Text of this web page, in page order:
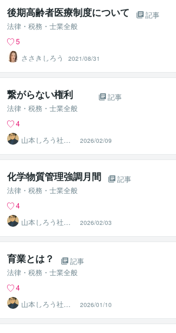
後期高齢者医療制度について
記事
法律・税務・士業全般
5
ささきしろう
2021/08/31
繋がらない権利
記事
法律・税務・士業全般
4
山本しろう社労
士事務所
2026/02/09
化学物質管理強調月間
記事
法律・税務・士業全般
4
山本しろう社労
士事務所
2026/02/03
育業とは？
記事
法律・税務・士業全般
4
山本しろう社労
士事務所
2026/01/10